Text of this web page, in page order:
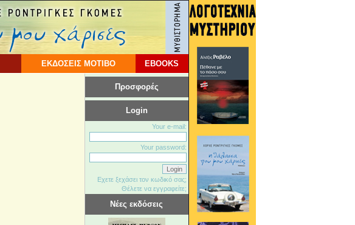
ΕΚΔΟΣΕΙΣ ΜΟΤΙΒΟ EBOOKS
Προσφορές
Login
Your e-mail:
Your password:
Εχετε ξεχάσει τον κωδικό σας;
Θέλετε να εγγραφείτε;
Νέες εκδόσεις